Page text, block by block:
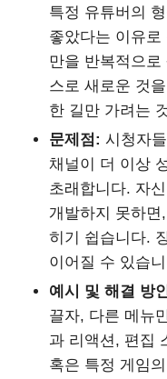
특정 유튜버의
좋았다는 이유
만을 반복적으
스로 새로운 것
한 길만 가려는
문제점: 시청자
채널이 더 이상
초래합니다. 자
개발하지 못하
히기 쉽습니다.
이어질 수 있습
예시 및 해결 방
끌자, 다른 메뉴
과 리액션, 편집
혹은 특정 게임